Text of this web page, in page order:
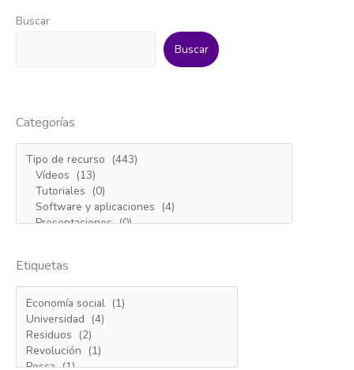
Buscar
Buscar
Categorías
Etiquetas